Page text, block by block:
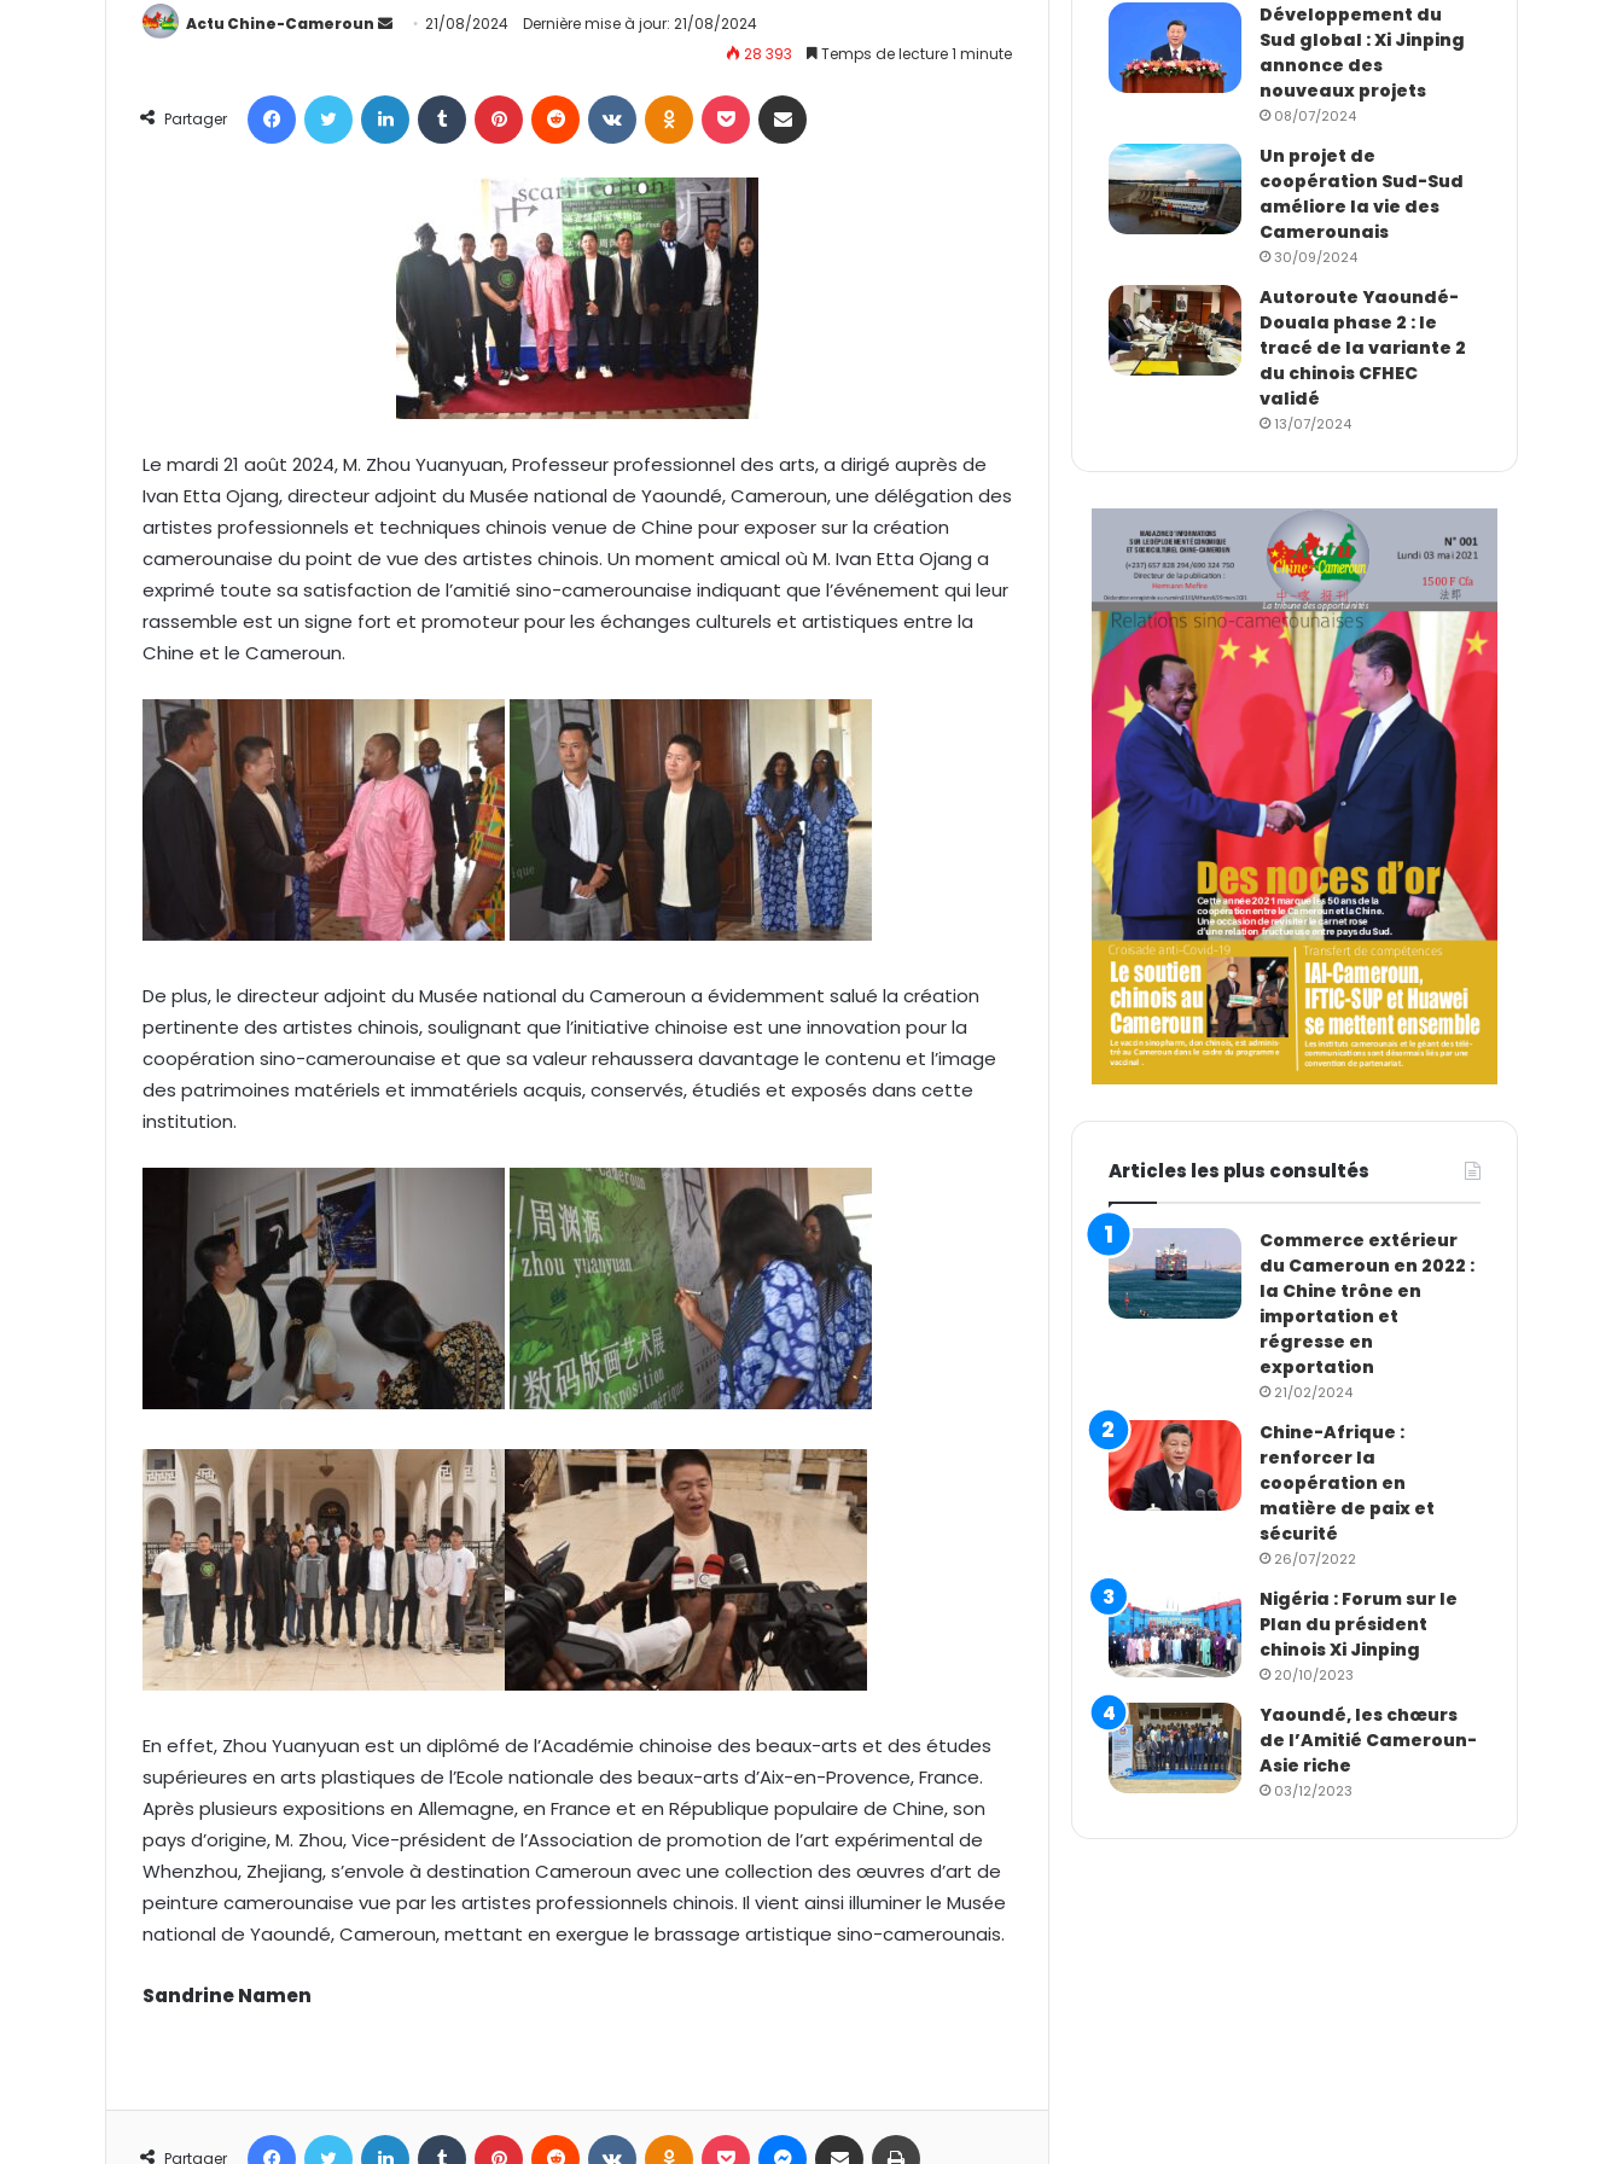
Actu Chine-Cameroun
y
n
c
o
u
r
e
l
21/08/2024
Dernière mise à jour: 21/08/2024
28 393
Temps de lecture 1 minute
Partager
Le mardi 21 août 2024, M. Zhou Yuanyuan, Professeur professionnel des arts, a dirigé auprès de
Ivan Etta Ojang, directeur adjoint du Musée national de Yaoundé, Cameroun, une délégation des
artistes professionnels et techniques chinois venue de Chine pour exposer sur la création
camerounaise du point de vue des artistes chinois. Un moment amical où M. Ivan Etta Ojang a
exprimé toute sa satisfaction de l’amitié sino-camerounaise indiquant que l’événement qui leur
rassemble est un signe fort et promoteur pour les échanges culturels et artistiques entre la
Chine et le Cameroun.
De plus, le directeur adjoint du Musée national du Cameroun a évidemment salué la création
pertinente des artistes chinois, soulignant que l’initiative chinoise est une innovation pour la
coopération sino-camerounaise et que sa valeur rehaussera davantage le contenu et l’image
des patrimoines matériels et immatériels acquis, conservés, étudiés et exposés dans cette
institution.
En effet, Zhou Yuanyuan est un diplômé de l’Académie chinoise des beaux-arts et des études
supérieures en arts plastiques de l’Ecole nationale des beaux-arts d’Aix-en-Provence, France.
Après plusieurs expositions en Allemagne, en France et en République populaire de Chine, son
pays d’origine, M. Zhou, Vice-président de l’Association de promotion de l’art expérimental de
Whenzhou, Zhejiang, s’envole à destination Cameroun avec une collection des œuvres d’art de
peinture camerounaise vue par les artistes professionnels chinois. Il vient ainsi illuminer le Musée
national de Yaoundé, Cameroun, mettant en exergue le brassage artistique sino-camerounais.
Sandrine Namen
Partager
Développement du
Sud global : Xi Jinping
annonce des
nouveaux projets
08/07/2024
Un projet de
coopération Sud-Sud
améliore la vie des
Camerounais
30/09/2024
Autoroute Yaoundé-
Douala phase 2 : le
tracé de la variante 2
du chinois CFHEC
validé
13/07/2024
Articles les plus consultés
Commerce extérieur
du Cameroun en 2022 :
la Chine trône en
importation et
régresse en
exportation
21/02/2024
Chine-Afrique :
renforcer la
coopération en
matière de paix et
sécurité
26/07/2022
Nigéria : Forum sur le
Plan du président
chinois Xi Jinping
20/10/2023
Yaoundé, les chœurs
de l’Amitié Cameroun-
Asie riche
03/12/2023